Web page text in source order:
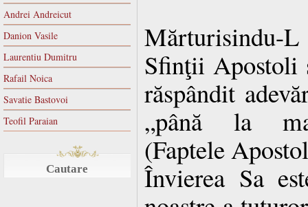
Andrei Andreicut
Danion Vasile
Laurentiu Dumitru
Rafail Noica
Savatie Bastovoi
Teofil Paraian
Cautare
Sfinţii
răspândit
„până la
(Faptele
Învierea Sa